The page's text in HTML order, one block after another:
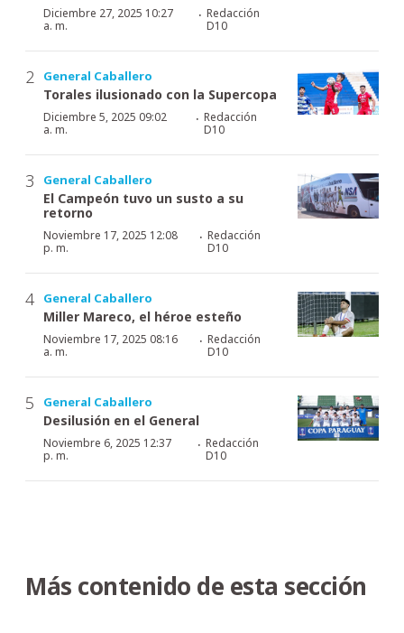
Diciembre 27, 2025 10:27
a. m.
· Redacción
D10
General Caballero
Torales ilusionado con la Supercopa
Diciembre 5, 2025 09:02
a. m.
·Redacción
D10
General Caballero
El Campeón tuvo un susto a su
retorno
Noviembre 17, 2025 12:08
p. m.
·Redacción
D10
General Caballero
Miller Mareco, el héroe esteño
Noviembre 17, 2025 08:16
a. m.
·Redacción
D10
General Caballero
Desilusión en el General
Noviembre 6, 2025 12:37
p. m.
·Redacción
D10
Más contenido de esta sección